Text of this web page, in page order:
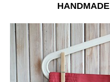
HANDMADE